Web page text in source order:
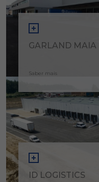
GARLAND MAIA
Saber mais
ID LOGISTICS